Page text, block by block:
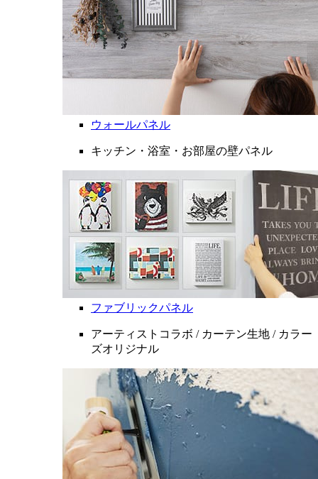
ウォールパネル
キッチン・浴室・お部屋の壁パネル
ファブリックパネル
アーティストコラボ / カーテン生地 / カラー
ズオリジナル